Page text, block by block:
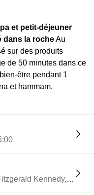
et petit-déjeuner
dans la rocheAu
sur des produits
de 50 minutes dans ce
être pendant 1
et hammam.
Kennedy, 13007